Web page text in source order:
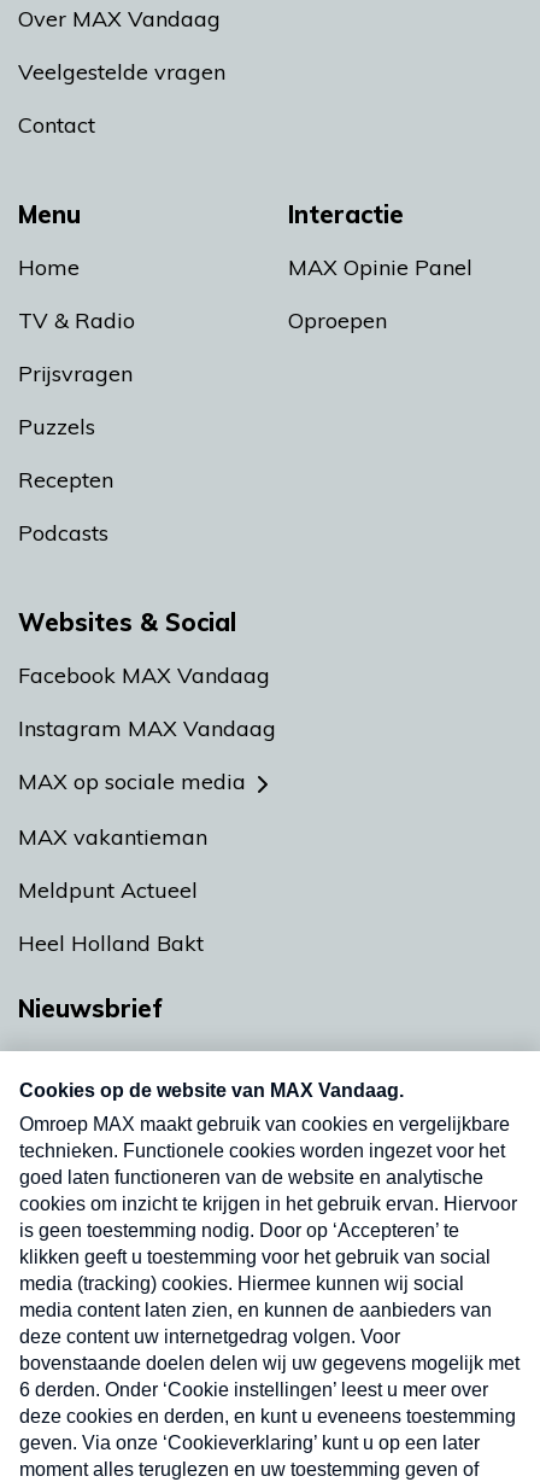
Menu
Home
TV & Radio
Prijsvragen
Puzzels
Recepten
Podcasts
Interactie
MAX Opinie Panel
Oproepen
Over MAX Vandaag
Veelgestelde vragen
Contact
Websites & Social
Facebook MAX Vandaag
Instagram MAX Vandaag
MAX op sociale media
MAX vakantieman
Meldpunt Actueel
Heel Holland Bakt
Nieuwsbrief
Neem hier een gratis abonnement op onze
nieuwsbrief. Elke vrijdag- en dinsdagochtend in
uw mailbox.
Verzend
Nieuwsbrief
Neem hier een gratis abonnement op onze